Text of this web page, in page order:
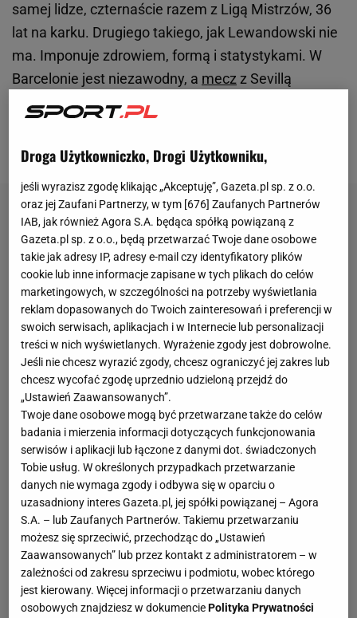
samej lidze, czternaście razem z Ligą Mistrzów, 36
lat na karku. Drugiego takiego, jak Lewandowski nie
ma. Imponuje zdrowiem, formą i statystykami. W
Barcelonie jest niezawodny, a mecz z Sevillą
dobitnie to potwierdził.
Sport.pl.
Droga Użytkowniczko, Drogi Użytkowniku,
jeśli wyrazisz zgodę klikając „Akceptuję”, Gazeta.pl sp. z o.o.
oraz jej Zaufani Partnerzy, w tym [676] Zaufanych Partnerów
IAB, jak również Agora S.A. będąca spółką powiązaną z
Gazeta.pl sp. z o.o., będą przetwarzać Twoje dane osobowe
takie jak adresy IP, adresy e-mail czy identyfikatory plików
cookie lub inne informacje zapisane w tych plikach do celów
marketingowych, w szczególności na potrzeby wyświetlania
reklam dopasowanych do Twoich zainteresowań i preferencji w
swoich serwisach, aplikacjach i w Internecie lub personalizacji
treści w nich wyświetlanych. Wyrażenie zgody jest dobrowolne.
Jeśli nie chcesz wyrazić zgody, chcesz ograniczyć jej zakres lub
chcesz wycofać zgodę uprzednio udzieloną przejdź do
„Ustawień Zaawansowanych”.
Twoje dane osobowe mogą być przetwarzane także do celów
badania i mierzenia informacji dotyczących funkcjonowania
serwisów i aplikacji lub łączone z danymi dot. świadczonych
Tobie usług. W określonych przypadkach przetwarzanie
danych nie wymaga zgody i odbywa się w oparciu o
uzasadniony interes Gazeta.pl, jej spółki powiązanej – Agora
S.A. – lub Zaufanych Partnerów. Takiemu przetwarzaniu
możesz się sprzeciwić, przechodząc do „Ustawień
Zaawansowanych” lub przez kontakt z administratorem – w
zależności od zakresu sprzeciwu i podmiotu, wobec którego
jest kierowany. Więcej informacji o przetwarzaniu danych
osobowych znajdziesz w dokumenciePolityka Prywatności